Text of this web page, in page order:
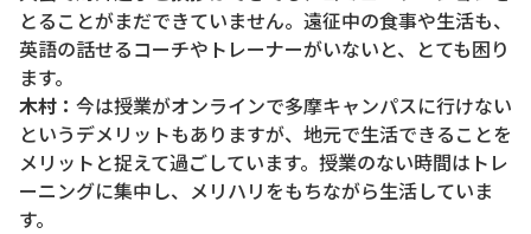
とることがまだできていません。遠征中の食事や生活も、
英語の話せるコーチやトレーナーがいないと、とても困り
ます。
木村： 今は授業がオンラインで多摩キャンパスに行けない
というデメリットもありますが、地元で生活できることを
メリットと捉えて過ごしています。授業のない時間はトレ
ーニングに集中し、メリハリをもちながら生活していま
す。